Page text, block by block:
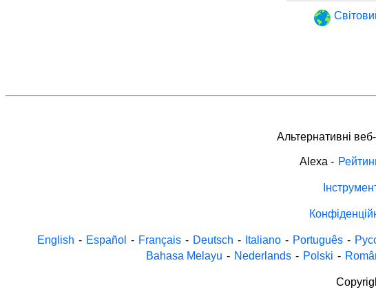
Альтернативні
Alexa -
English - Español - Français - Deutsch - Italiano - Português -
Bahasa Melayu - Nederlands - Polski -